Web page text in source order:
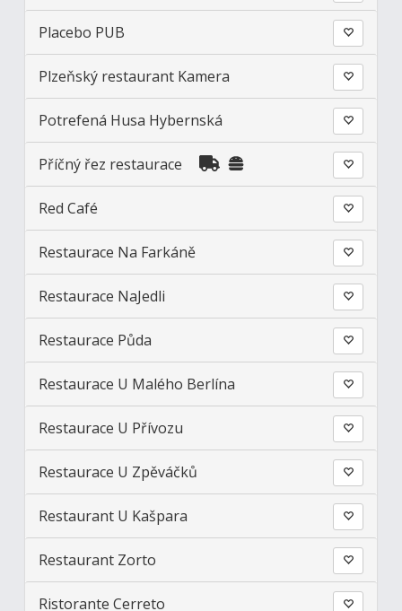
Placebo PUB
Plzeňský restaurant Kamera
Potrefená Husa Hybernská
Příčný řez restaurace
Red Café
Restaurace Na Farkáně
Restaurace NaJedli
Restaurace Půda
Restaurace U Malého Berlína
Restaurace U Přívozu
Restaurace U Zpěváčků
Restaurant U Kašpara
Restaurant Zorto
Ristorante Cerreto